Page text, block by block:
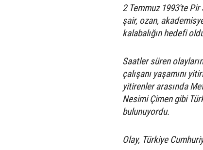
2 Temmuz 1993'te
şair, ozan,
kalabalığın hedefi
Saatler süren
çalışanı yaşamını
yitirenler arasında
Nesimi Çimen gibi
bulunuyordu.
Olay, Türkiye